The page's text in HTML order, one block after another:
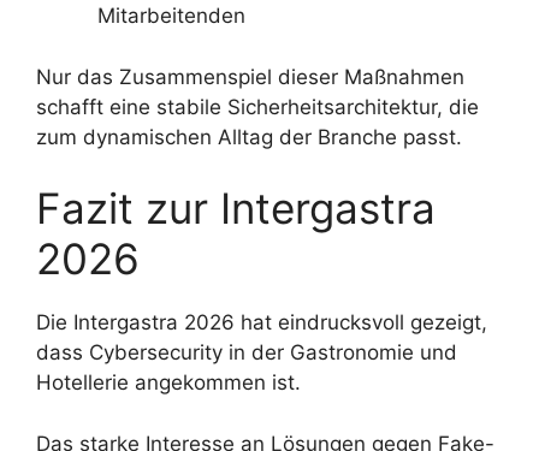
Mitarbeitenden
Nur das Zusammenspiel dieser Maßnahmen
schafft eine stabile Sicherheitsarchitektur, die
zum dynamischen Alltag der Branche passt.
Fazit zur Intergastra
2026
Die Intergastra 2026 hat eindrucksvoll gezeigt,
dass Cybersecurity in der Gastronomie und
Hotellerie angekommen ist.
Das starke Interesse an Lösungen gegen Fake-